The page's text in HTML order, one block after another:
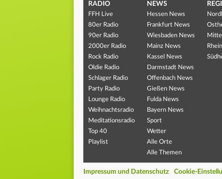
RADIO
FFH Live
80er Radio
90er Radio
2000er Radio
Rock Radio
Oldie Radio
Schlager Radio
Party Radio
Lounge Radio
Weihnachtsradio
Meditationsradio
Top 40
Playlist
NEWS
Hessen News
Frankfurt News
Wiesbaden News
Mainz News
Kassel News
Darmstadt News
Offenbach News
Gießen News
Fulda News
Bayern News
Sport
Wetter
Alle Orte
Alle Themen
Impressum und Datenschutz Cookie-